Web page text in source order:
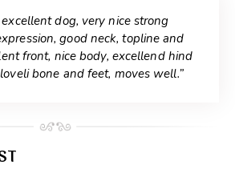
excellent dog, very nice strong
good neck, topline and
front, nice body, excellend hind
bone and feet, moves well.”